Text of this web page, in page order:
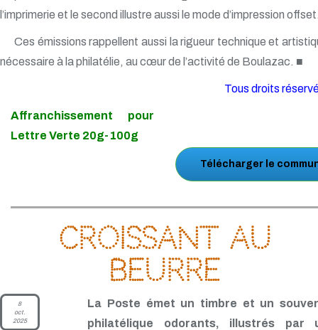
l’imprimerie et le second illustre aussi le mode d’impression
Ces émissions rappellent aussi la rigueur technique et
nécessaire à la philatélie, au cœur de l’activité de Boulazac. ■
Tous droits
Affranchissement pour
Lettre Verte 20g-100g
Télécharger le
Croissant au
beurre
8
oct.
2025
La Poste émet un timbre et un
philatélique odorants, illustrés par